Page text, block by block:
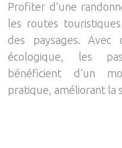
Profiter d’une
les routes
des paysages.
écologique, les
bénéficient d’un
pratique, améliorant la